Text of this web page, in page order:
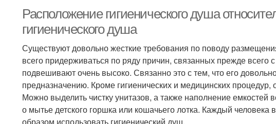
Расположение гигиенического душа
гигиенического душа
Существуют довольно жесткие требования по поводу
всего придерживаться по ряду причин, связанных прежде всего
подвешивают очень высоко. Связанно это с тем, что его
предназначению. Кроме гигиенических и медицинских
Можно выделить чистку унитазов, а также наполнение емкостей
о мытье детского горшка или кошачьего лотка. Каждый человека